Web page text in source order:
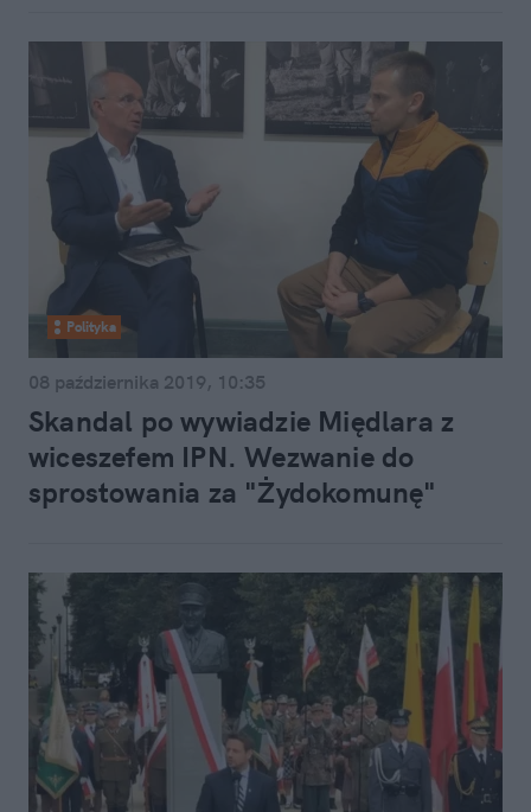
Polityka
08 października 2019, 10:35
Skandal po wywiadzie Międlara z
wiceszefem IPN. Wezwanie do
sprostowania za "Żydokomunę"